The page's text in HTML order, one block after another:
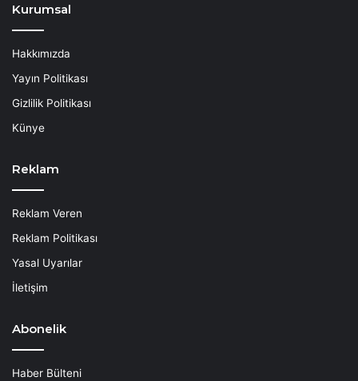
Kurumsal
Hakkımızda
Yayın Politikası
Gizlilik Politikası
Künye
Reklam
Reklam Veren
Reklam Politikası
Yasal Uyarılar
İletişim
Abonelik
Haber Bülteni